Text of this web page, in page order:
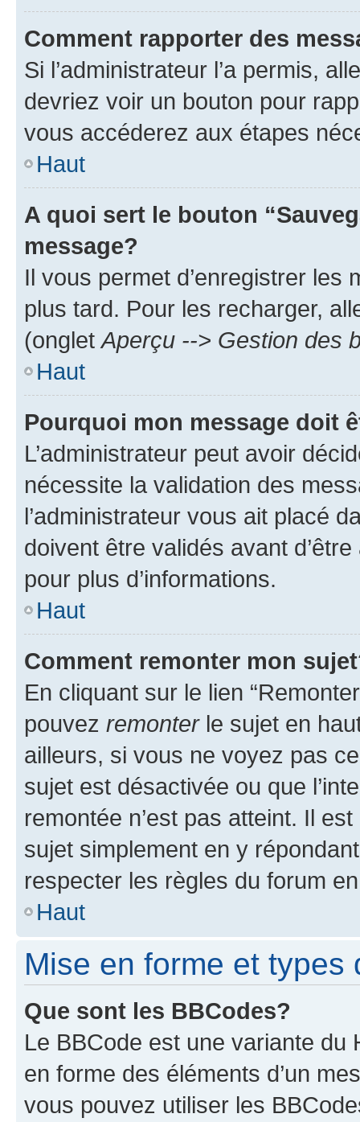
Comment rapporter des
Si l’administrateur l’a permis,
devriez voir un bouton pour
vous accéderez aux étapes
Haut
A quoi sert le bouton
message?
Il vous permet d’enregistrer
plus tard. Pour les recharger,
(ongletAperçu --> Gestion des
Haut
Pourquoi mon message doit
L’administrateur peut avoir
nécessite la validation des
l’administrateur vous ait placé
doivent être validés avant
pour plus d’informations.
Haut
Comment remonter mon
En cliquant sur le lien
pouvez remonterle sujet en
ailleurs, si vous ne voyez pas
sujet est désactivée ou que
remontée n’est pas atteint. Il
sujet simplement en y
respecter les règles du forum
Haut
Mise en forme et types
Que sont les BBCodes?
Le BBCode est une variante du
en forme des éléments d’un
vous pouvez utiliser les